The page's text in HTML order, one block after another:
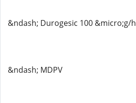
&ndash; Durogesic 100 &micro;g/h
&ndash; MDPV